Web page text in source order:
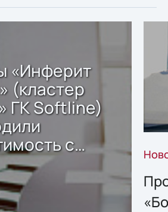
«Инферит
(кластер
ГК Softline)
с
Sharx
для
данных